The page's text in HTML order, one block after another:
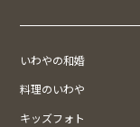
いわやの和婚
料理のいわや
キッズフォト